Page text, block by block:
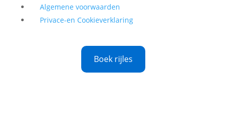
Algemene voorwaarden
Privace-en Cookieverklaring
Boek rijles